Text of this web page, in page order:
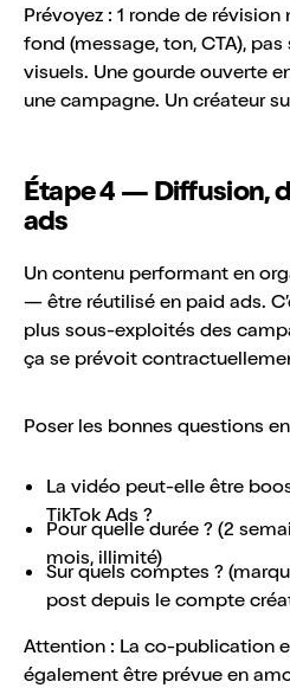
Prévoyez : 1 ronde de
fond (message, ton, CTA),
visuels. Une gourde ouverte
une campagne. Un créateur
Étape 4 — Diffusion,
ads
Un contenu performant en
— être réutilisé en paid ads.
plus sous-exploités des
ça se prévoit
Poser les bonnes questions
La vidéo peut-elle être
TikTok Ads ?
Pour quelle durée ? (2
mois, illimité)
Sur quels comptes ?
post depuis le compte
Attention : La co-publication
également être prévue en